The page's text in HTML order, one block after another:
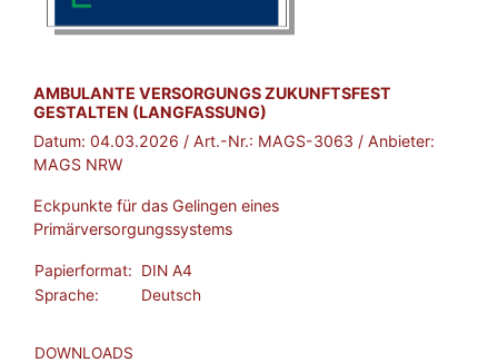
BROSCHÜRE:
AMBULANTE VERSORGUNGS ZUKUNFTSFEST
GESTALTEN (LANGFASSUNG)
Datum: 04.03.2026 / Art.-Nr.: MAGS-3063 / Anbieter:
MAGS NRW
Eckpunkte für das Gelingen eines
Primärversorgungssystems
Papierformat:
DIN A4
Sprache:
Deutsch
DOWNLOADS